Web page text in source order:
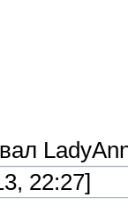
22:27]